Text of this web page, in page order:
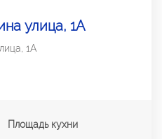
улица, 1А
1А
Площадь кухни